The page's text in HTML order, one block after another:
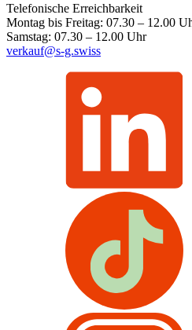
Telefonische Erreichbarkeit
Montag bis Freitag: 07.30 – 12.00
Samstag: 07.30 – 12.00 Uhr
verkauf@s-g.swiss